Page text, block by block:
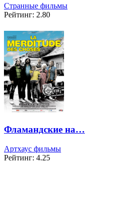
Странные фильмы
Рейтинг: 2.80
Фламандские на…
Артхаус фильмы
Рейтинг: 4.25